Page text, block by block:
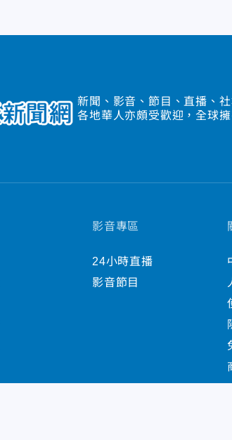
新聞、影音、節目、直播、
各地華人亦頗受歡迎，全球
影音專區
24小時直播
影音節目